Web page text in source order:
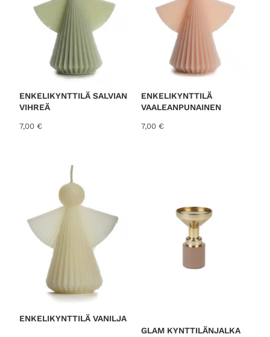
ENKELIKYNTTILÄ SALVIAN
VIHREÄ
7,00 €
ENKELIKYNTTILÄ
VAALEANPUNAINEN
7,00 €
ENKELIKYNTTILÄ VANILJA
GLAM KYNTTILÄNJALKA